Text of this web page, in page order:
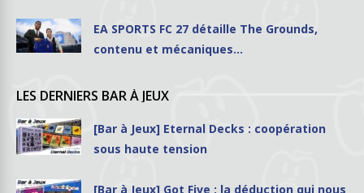
EA SPORTS FC 27 détaille The Grounds,
contenu et mécaniques…
LES DERNIERS BAR À JEUX
[Bar à Jeux] Eternal Decks : coopération
sous haute tension
[Bar à Jeux] Got Five : la déduction qui nous